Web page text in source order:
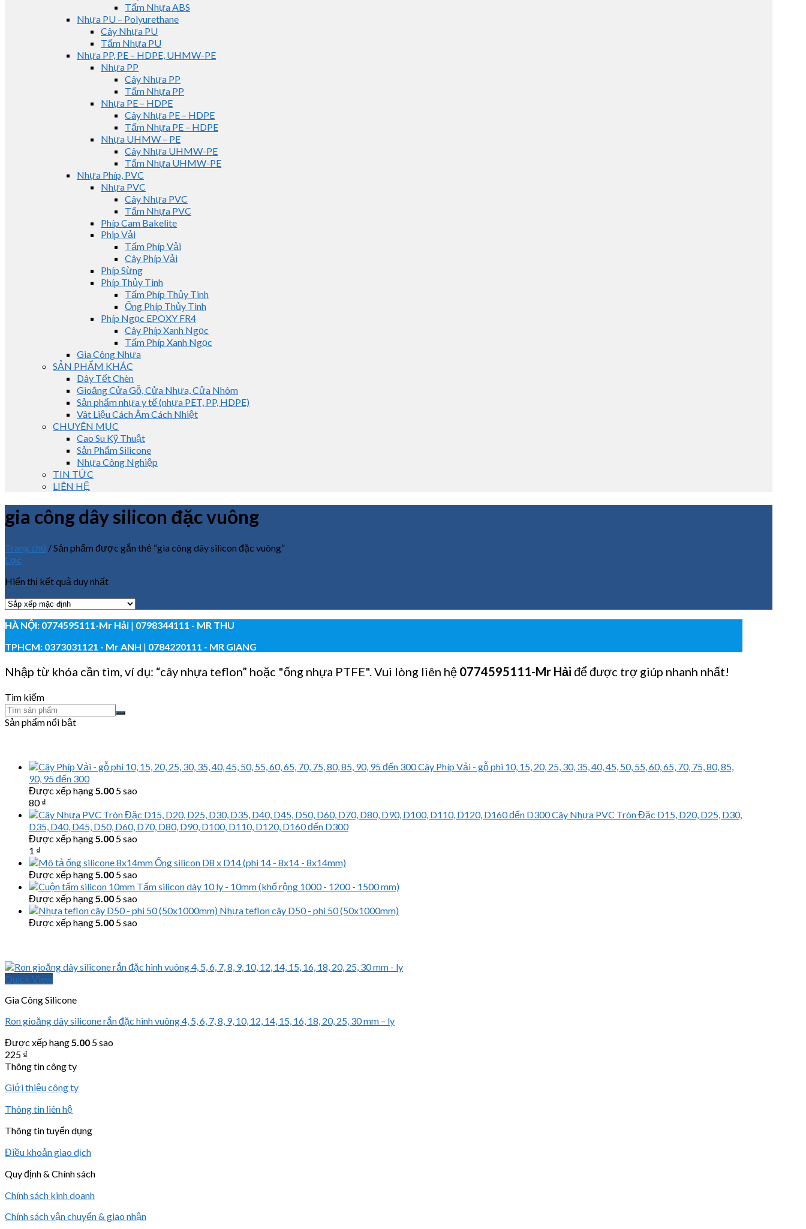
Tấm Nhựa ABS
Nhựa PU – Polyurethane
Cây Nhựa PU
Tấm Nhựa PU
Nhựa PP, PE – HDPE, UHMW-PE
Nhựa PP
Cây Nhựa PP
Tấm Nhựa PP
Nhựa PE – HDPE
Cây Nhựa PE – HDPE
Tấm Nhựa PE – HDPE
Nhựa UHMW – PE
Cây Nhựa UHMW-PE
Tấm Nhựa UHMW-PE
Nhựa Phíp, PVC
Nhựa PVC
Cây Nhựa PVC
Tấm Nhựa PVC
Phíp Cam Bakelite
Phip Vải
Tấm Phíp Vải
Cây Phíp Vải
Phíp Sừng
Phíp Thủy Tinh
Tấm Phíp Thủy Tinh
Ống Phíp Thủy Tinh
Phíp Ngọc EPOXY FR4
Cây Phíp Xanh Ngọc
Tấm Phíp Xanh Ngọc
Gia Công Nhựa
SẢN PHẨM KHÁC
Dây Tết Chèn
Gioăng Cửa Gỗ, Cửa Nhựa, Cửa Nhôm
Sản phẩm nhựa y tế (nhựa PET, PP, HDPE)
Vât Liệu Cách Âm Cách Nhiệt
CHUYÊN MỤC
Cao Su Kỹ Thuật
Sản Phẩm Silicone
Nhựa Công Nghiệp
TIN TỨC
LIÊN HỆ
gia công dây silicon đặc vuông
Trang chủ /Sản phẩm được gắn thẻ “gia công dây silicon đặc vuông”
Lọc
Hiển thị kết quả duy nhất
HÀ NỘI: 0774595111-Mr Hải | 0798344111 - MR THU
TPHCM: 0373031121 - Mr ANH | 0784220111 - MR GIANG
Nhập từ khóa cần tìm, ví dụ: “cây nhựa teflon” hoặc "ống nhựa PTFE". Vui lòng liên hệ 0774595111-Mr Hải để được trợ giúp nhanh nhất!
Tìm kiếm
Sản phẩm nổi bật
Cây Phíp Vải - gỗ phi 10, 15, 20, 25, 30, 35, 40, 45, 50, 55, 60, 65, 70, 75, 80, 85,
90, 95 đến 300
Được xếp hạng5.00 5 sao
80₫
Cây Nhựa PVC Tròn Đặc D15, D20, D25, D30,
D35, D40, D45, D50, D60, D70, D80, D90, D100, D110, D120, D160 đến D300
Được xếp hạng5.00 5 sao
1 ₫
Ống silicon D8 x D14 (phi 14 - 8x14 - 8x14mm)
Được xếp hạng5.00 5 sao
Tấm silicon dày 10 ly - 10mm (khổ rộng 1000 - 1200 - 1500 mm)
Được xếp hạng5.00 5 sao
Nhựa teflon cây D50 - phi 50 (50x1000mm)
Được xếp hạng5.00 5 sao
Quick View
Gia Công Silicone
Ron gioăng dây silicone rắn đặc hình vuông 4, 5, 6, 7, 8, 9, 10, 12, 14, 15, 16, 18, 20, 25, 30 mm – ly
Được xếp hạng5.00 5 sao
225 ₫
Thông tin công ty
Giới thiệu công ty
Thông tin liên hệ
Thông tin tuyển dụng
Điều khoản giao dịch
Quy định & Chính sách
Chính sách kinh doanh
Chính sách vận chuyển & giao nhận